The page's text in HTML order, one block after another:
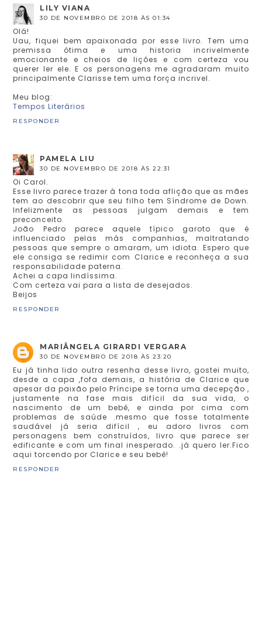
LILY VIANA
30 DE NOVEMBRO DE 2018 ÀS 01:34
Olá!
Uau, fiquei bem apaixonada por esse livro. Tem uma
premissa ótima e uma historia incrivelmente
emocionante e cheios de lições e com certeza vou
querer ler ele. E os personagens me agradaram muito
principalmente Clarisse tem uma força incrivel.
Meu blog:
Tempos Literários
RESPONDER
PAMELA LIU
30 DE NOVEMBRO DE 2018 ÀS 22:31
Oi Carol.
Esse livro parece trazer à tona toda aflição que as mães
tem ao descobrir que seu filho tem Síndrome de Down.
Infelizmente as pessoas julgam demais e tem
preconceito.
João Pedro parece aquele típico garoto que é
influenciado pelas más companhias, maltratando
pessoas que sempre o amaram, um idiota. Espero que
ele consiga se redimir com Clarice e reconheça a sua
responsabilidade paterna.
Achei a capa lindíssima.
Com certeza vai para a lista de desejados.
Beijos
RESPONDER
MARIÂNGELA GIRARDI VERGARA
30 DE NOVEMBRO DE 2018 ÀS 23:20
Eu já tinha lido outra resenha desse livro, gostei muito,
desde a capa ,fofa demais, a história de Clarice que
apesar da paixão pelo Príncipe se torna uma decepção ,
justamente na fase mais difícil da sua vida, o
nascimento de um bebê, e ainda por cima com
problemas de saúde .mesmo que fosse totalmente
saudável já seria difícil , eu adoro livros com
personagens bem construídos, livro que parece ser
edificante e com um final inesperado. .já quero ler.Fico
aqui torcendo por Clarice e seu bebê!
RESPONDER